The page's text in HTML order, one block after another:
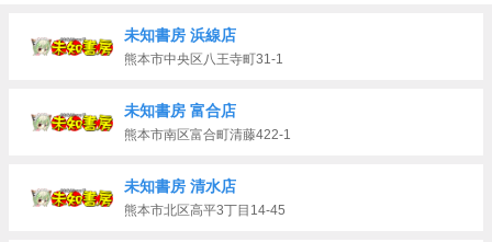
未知書房 浜線店
熊本市中央区八王寺町31-1
未知書房 富合店
熊本市南区富合町清藤422-1
未知書房 清水店
熊本市北区高平3丁目14‐45